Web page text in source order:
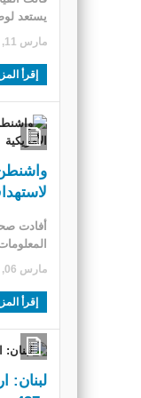
يستعد
مارس 11, 2026
إقرأ
أفادت
مارس 06, 2026
إقرأ